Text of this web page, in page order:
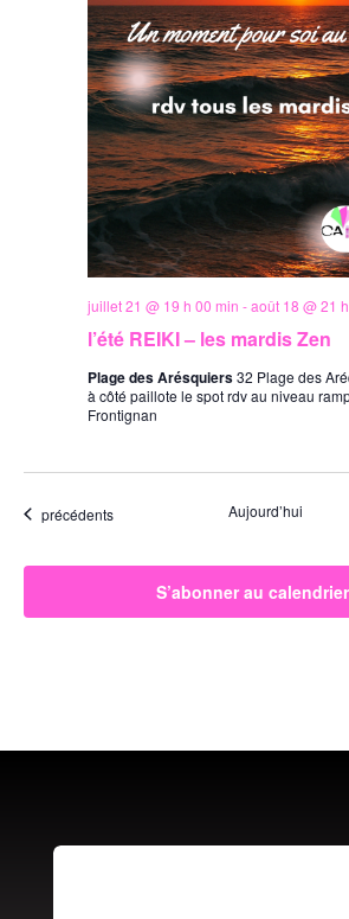
l’été REIKI – les mardis Zen
juillet 21 @ 19 h 00 min -août 18 @ 21
Plage des Arésquiers32 Plage des
à côté paillote le spot rdv au niveau
Frontignan
Évènements
précédents Aujourd’hui
S’abonner au calendrier